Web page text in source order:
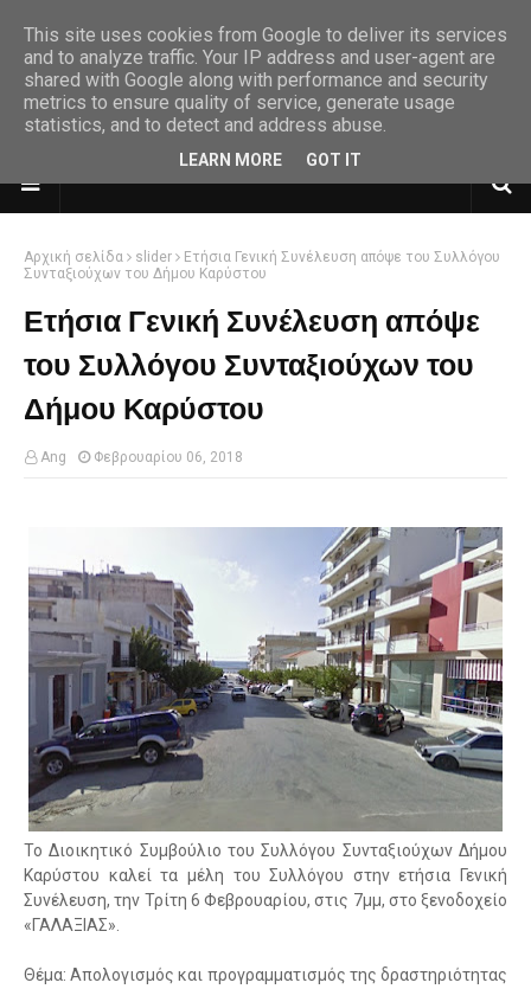
Αρχική σελίδα slider
Ετήσια Γενική Συνέλευση απόψε του Συλλόγου
Συνταξιούχων του Δήμου Καρύστου
Ετήσια Γενική Συνέλευση απόψε
του Συλλόγου Συνταξιούχων του
Δήμου Καρύστου
Ang Φεβρουαρίου 06, 2018
Το Διοικητικό Συμβούλιο του Συλλόγου Συνταξιούχων Δήμου
Καρύστου καλεί τα μέλη του Συλλόγου στην ετήσια Γενική
Συνέλευση, την Τρίτη 6 Φεβρουαρίου, στις 7μμ, στο ξενοδοχείο
«ΓΑΛΑΞΙΑΣ».
Θέμα: Απολογισμός και προγραμματισμός της δραστηριότητας
This site uses cookies from Google to deliver its services
and to analyze traffic. Your IP address and user-agent are
shared with Google along with performance and security
metrics to ensure quality of service, generate usage
statistics, and to detect and address abuse.
LEARN MORE GOT IT